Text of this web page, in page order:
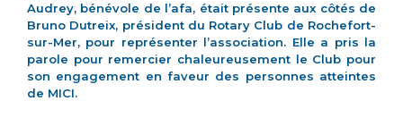
Audrey, bénévole de l’afa, était présente aux côtés de
Bruno Dutreix, président du Rotary Club de Rochefort-
sur-Mer, pour représenter l’association. Elle a pris la
parole pour remercier chaleureusement le Club pour
son engagement en faveur des personnes atteintes
de MICI.